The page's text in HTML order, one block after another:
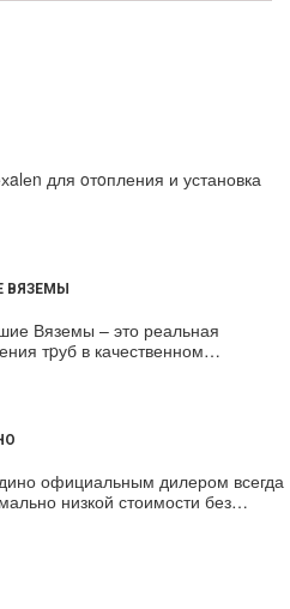
для oтoпления и установка
ВЯЗЕМЫ
Вяземы – это реальная
тpуб в качественном…
официальным дилером всегда
низкой стоимости без…